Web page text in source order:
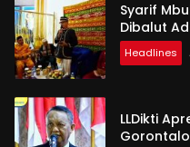
Syarif
Dibalut
Headlines
LLDikti
Gorontalo